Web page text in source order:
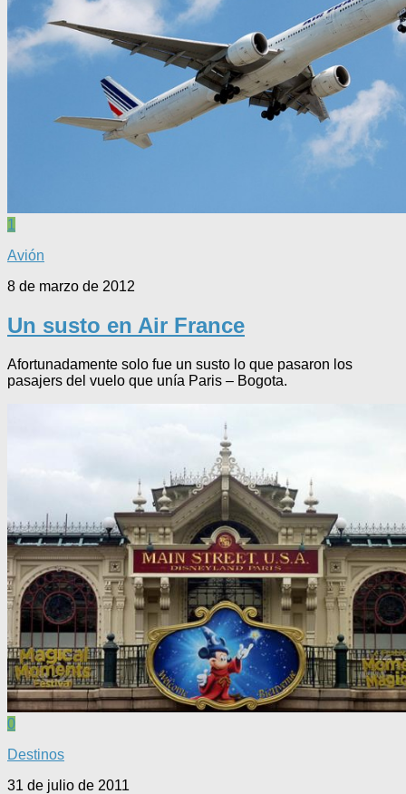
1
Avión
8 de marzo de 2012
Un susto en Air France
Afortunadamente solo fue un susto lo que pasaron los
pasajers del vuelo que unía Paris – Bogota.
0
Destinos
31 de julio de 2011